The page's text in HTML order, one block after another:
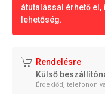
átutalással érhető
lehetőség.
Rendelésre
Külső
Érdeklődj telefonon